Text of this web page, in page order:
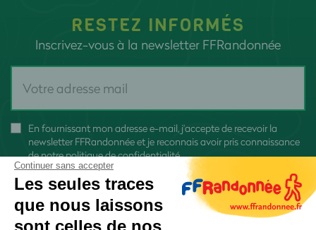
RESTEZ INFORMÉS
Inscrivez-vous à la newsletter FFRandonnée
En fournissant mon adresse e-mail, j'accepte de recevoir la
newsletter FFRandonnée et je reconnais avoir pris connaissance
denotre politique de confidentialité
Continuer sans accepter
Les seules traces
que nous laissons
sont celles de nos